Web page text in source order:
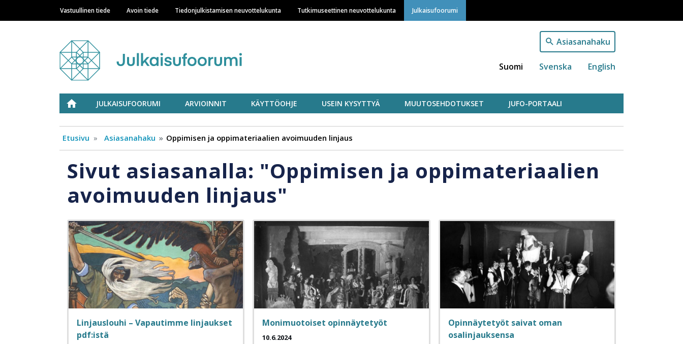
Hyppää
pääsisältöön
Main navigation
Vastuullinen tiede Avoin tiede Tiedonjulkistamisen neuvottelukunta Tutkimuseettinen neuvottelukunta Julkaisufoorumi
Asiasanahaku
Suomi Svenska English
Julkaisufoorumi
ETUSIVUJULKAISUFOORUMI ARVIOINNIT KÄYTTÖOHJE USEIN KYSYTTYÄ MUUTOSEHDOTUKSET JUFO-PORTAALI
Etusivu Asiasanahaku Oppimisen ja oppimateriaalien avoimuuden linjaus
Sivut asiasanalla: "Oppimisen ja oppimateriaalien
avoimuuden linjaus"
Linjauslouhi – Vapautimme linjaukset
pdf:istä
Monimuotoiset opinnäytetyöt
10.6.2024
Opinnäytetyöt saivat oman
osalinjauksensa